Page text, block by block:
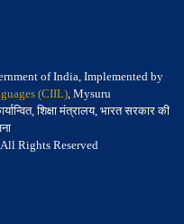
of India, Implemented by
(CIIL), Mysuru
शिक्षा मंत्रालय, भारत सरकार की
All Rights Reserved